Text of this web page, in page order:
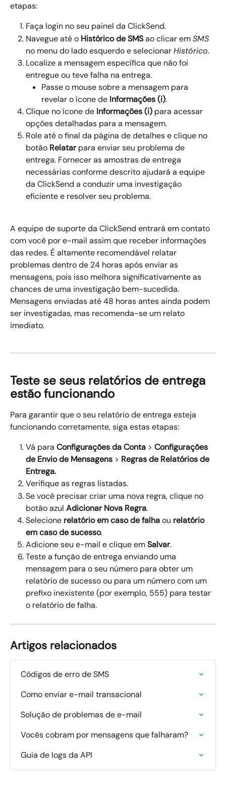
etapas:
Faça login no seu painel da ClickSend.
Navegue até o Histórico de SMS ao clicar em SMS
no menu do lado esquerdo e selecionar Histórico.
Localize a mensagem específica que não foi
entregue ou teve falha na entrega.
Passe o mouse sobre a mensagem para
revelar o ícone de Informações (i).
Clique no ícone de Informações (i) para acessar
opções detalhadas para a mensagem.
Role até o final da página de detalhes e clique no
botão Relatar para enviar seu problema de
entrega. Fornecer as amostras de entrega
necessárias conforme descrito ajudará a equipe
da ClickSend a conduzir uma investigação
eficiente e resolver seu problema.
A equipe de suporte da ClickSend entrará em contato
com você por e-mail assim que receber informações
das redes. É altamente recomendável relatar
problemas dentro de 24 horas após enviar as
mensagens, pois isso melhora significativamente as
chances de uma investigação bem-sucedida.
Mensagens enviadas até 48 horas antes ainda podem
ser investigadas, mas recomenda-se um relato
imediato.
Teste se seus relatórios de entrega
estão funcionando
Para garantir que o seu relatório de entrega esteja
funcionando corretamente, siga estas etapas:
Vá para Configurações da Conta > Configurações
de Envio de Mensagens > Regras de Relatórios de
Entrega.
Verifique as regras listadas.
Se você precisar criar uma nova regra, clique no
botão azul Adicionar Nova Regra.
Selecione relatório em caso de falha ou relatório
em caso de sucesso.
Adicione seu e-mail e clique em Salvar.
Teste a função de entrega enviando uma
mensagem para o seu número para obter um
relatório de sucesso ou para um número com um
prefixo inexistente (por exemplo, 555) para testar
o relatório de falha.
Artigos relacionados
Códigos de erro de SMS
Como enviar e-mail transacional
Solução de problemas de e-mail
Vocês cobram por mensagens que falharam?
Guia de logs da API